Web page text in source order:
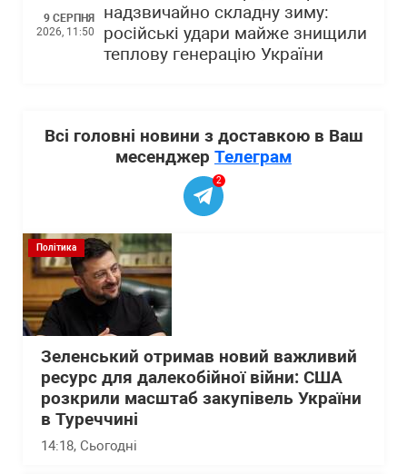
9 СЕРПНЯ
2026, 11:50
надзвичайно складну зиму:
російські удари майже знищили
теплову генерацію України
Всі головні новини з доставкою в Ваш
месенджер Телеграм
2
Політика
Зеленський отримав новий важливий
ресурс для далекобійної війни: США
розкрили масштаб закупівель України
в Туреччині
14:18, Сьогодні